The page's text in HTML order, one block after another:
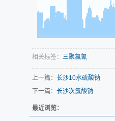
相关标签： 三聚氯氰
上一篇： 长沙10水硫酸钠
下一篇： 长沙次氯酸钠
最近浏览：